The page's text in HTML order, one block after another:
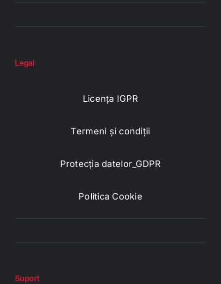
Legal
Licența IGPR
Termeni și condiții
Protecția datelor_GDPR
Politica Cookie
Suport